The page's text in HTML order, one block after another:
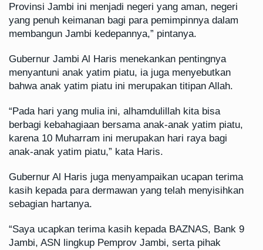
Provinsi Jambi ini menjadi negeri yang aman, negeri
yang penuh keimanan bagi para pemimpinnya dalam
membangun Jambi kedepannya,” pintanya.
Gubernur Jambi Al Haris menekankan pentingnya
menyantuni anak yatim piatu, ia juga menyebutkan
bahwa anak yatim piatu ini merupakan titipan Allah.
“Pada hari yang mulia ini, alhamdulillah kita bisa
berbagi kebahagiaan bersama anak-anak yatim piatu,
karena 10 Muharram ini merupakan hari raya bagi
anak-anak yatim piatu,” kata Haris.
Gubernur Al Haris juga menyampaikan ucapan terima
kasih kepada para dermawan yang telah menyisihkan
sebagian hartanya.
“Saya ucapkan terima kasih kepada BAZNAS, Bank 9
Jambi, ASN lingkup Pemprov Jambi, serta pihak